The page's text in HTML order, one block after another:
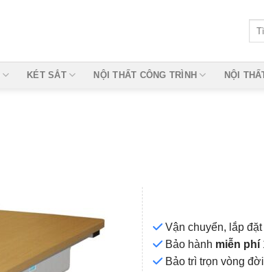
KÉT SẮT NỘI THẤT CÔNG TRÌNH NỘI
Vận chuyển, lắp
Bảo hành miễn phí
Bảo trì trọn vòng